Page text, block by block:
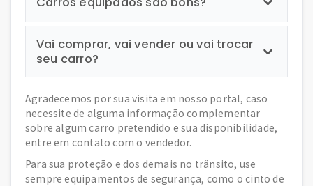
Vai comprar, vai vender ou vai trocar
seu carro?
Agradecemos por sua visita em nosso portal, caso
necessite de alguma informação complementar
sobre algum carro pretendido e sua disponibilidade,
entre em contato com o vendedor.
Para sua proteção e dos demais no trânsito, use
sempre equipamentos de segurança, como o cinto de